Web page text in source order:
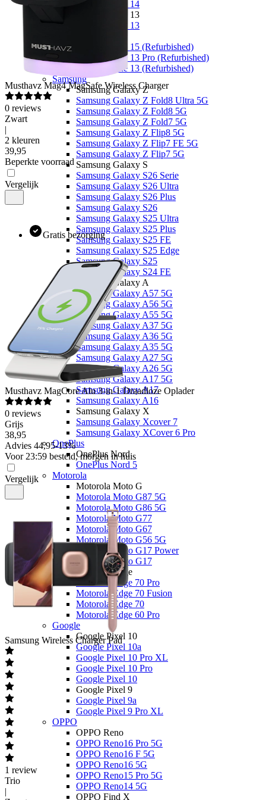
Apple iPhone 14
Apple iPhone 13
Apple iPhone 13
Apple iPhone 15 (Refurbished)
Apple iPhone 13 Pro (Refurbished)
Apple iPhone 13 (Refurbished)
Samsung
Samsung Galaxy Z
Samsung Galaxy Z Fold8 Ultra 5G
Samsung Galaxy Z Fold8 5G
Samsung Galaxy Z Fold7 5G
Samsung Galaxy Z Flip8 5G
Samsung Galaxy Z Flip7 FE 5G
Samsung Galaxy Z Flip7 5G
Samsung Galaxy S
Samsung Galaxy S26 Serie
Samsung Galaxy S26 Ultra
Samsung Galaxy S26 Plus
Samsung Galaxy S26
Samsung Galaxy S25 Ultra
Samsung Galaxy S25 Plus
Samsung Galaxy S25 FE
Samsung Galaxy S25 Edge
Samsung Galaxy S25
Samsung Galaxy S24 FE
Samsung Galaxy A
Samsung Galaxy A57 5G
Samsung Galaxy A56 5G
Samsung Galaxy A55 5G
Samsung Galaxy A37 5G
Samsung Galaxy A36 5G
Samsung Galaxy A35 5G
Samsung Galaxy A27 5G
Samsung Galaxy A26 5G
Samsung Galaxy A17 5G
Samsung Galaxy A17
Samsung Galaxy A16
Samsung Galaxy X
Samsung Galaxy Xcover 7
Samsung Galaxy XCover 6 Pro
OnePlus
OnePlus Nord
OnePlus Nord 5
Motorola
Motorola Moto G
Motorola Moto G87 5G
Motorola Moto G86 5G
Motorola Moto G77
Motorola Moto G67
Motorola Moto G56 5G
Motorola Moto G17 Power
Motorola Moto G17
Motorola Edge
Motorola Edge 70 Pro
Motorola Edge 70 Fusion
Motorola Edge 70
Motorola Edge 60 Pro
Google
Google Pixel 10
Google Pixel 10a
Google Pixel 10 Pro XL
Google Pixel 10 Pro
Google Pixel 10
Google Pixel 9
Google Pixel 9a
Google Pixel 9 Pro XL
OPPO
OPPO Reno
OPPO Reno16 Pro 5G
OPPO Reno16 F 5G
OPPO Reno16 5G
OPPO Reno15 Pro 5G
OPPO Reno14 5G
OPPO Find X
Musthavz Mag4 MagSafe Wireless Charger
0 reviews
Zwart
|
2 kleuren
39,95
Beperkte voorraad
Vergelijk
Gratis bezorging
Musthavz MagCore Alu 3-in-1 Draadloze Oplader
0 reviews
Grijs
38,95
Advies 44,95-13%
Voor 23:59 besteld, morgen in huis
Vergelijk
Samsung Wireless Charger Pad
1 review
Trio
|